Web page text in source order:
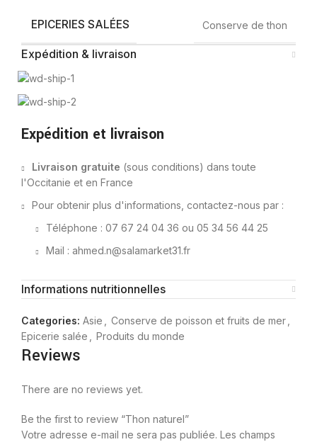
EPICERIES SALÉES Conserve de thon
Expédition & livraison
Expédition et livraison
Livraison gratuite (sous conditions) dans toute
l'Occitanie et en France
Pour obtenir plus d'informations, contactez-nous par :
Téléphone : 07 67 24 04 36 ou 05 34 56 44 25
Mail : ahmed.n@salamarket31.fr
Informations nutritionnelles
Categories: Asie Conserve de poisson et fruits de mer
Epicerie salée
Produits du monde
Reviews
There are no reviews yet.
Be the first to review “Thon naturel”
Votre adresse e-mail ne sera pas publiée. Les champs